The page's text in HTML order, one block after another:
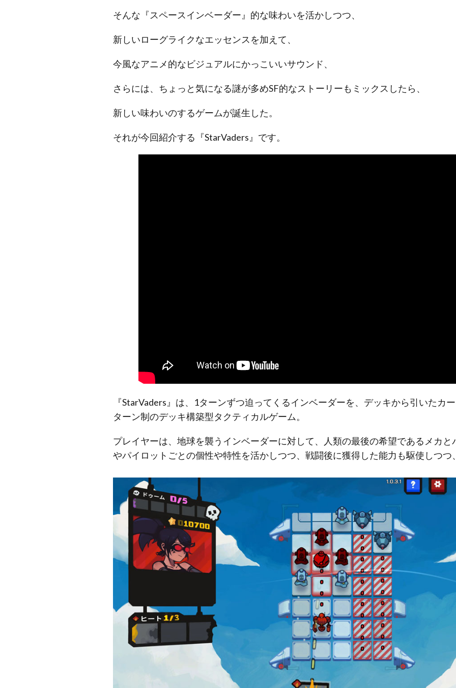
そんな『スペースインベーダー』的な味わいを活かしつつ、
新しいローグライクなエッセンスを加えて、
今風なアニメ的なビジュアルにかっこいいサウンド、
さらには、ちょっと気になる謎が多めSF的なストーリーもミックスしたら、
新しい味わいのするゲームが誕生した。
それが今回紹介する『StarVaders』です。
『StarVaders』は、1ターンずつ迫ってくるインベーダーを、デッキから引いたカ
ターン制のデッキ構築型タクティカルゲーム。
プレイヤーは、地球を襲うインベーダーに対して、人類の最後の希望であるメカ
やパイロットごとの個性や特性を活かしつつ、戦闘後に獲得した能力も駆使しつつ